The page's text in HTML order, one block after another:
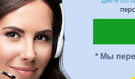
* Мы